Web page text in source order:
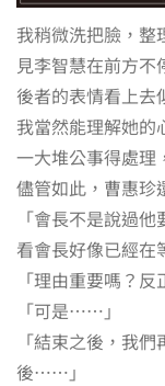
我稍微洗把臉，整
見李智慧在前方不
後者的表情看上去
我當然能理解她的
一大堆公事得處理
儘管如此，曹惠珍
「會長不是說過
看會長好像已經在
「理由重要嗎？
「可是……」
「結束之後，我
後……」